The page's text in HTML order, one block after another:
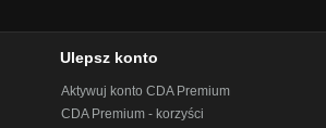
Ulepsz konto
Aktywuj konto CDA Premium
CDA Premium - korzyści